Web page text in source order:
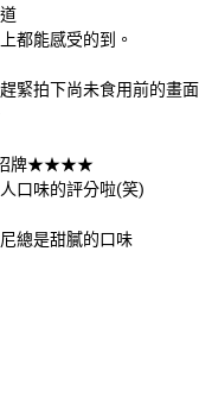
都能感受的到。
緊拍下尚未食用前的畫面
招牌★★★★
口味的評分啦(笑)
總是甜膩的口味